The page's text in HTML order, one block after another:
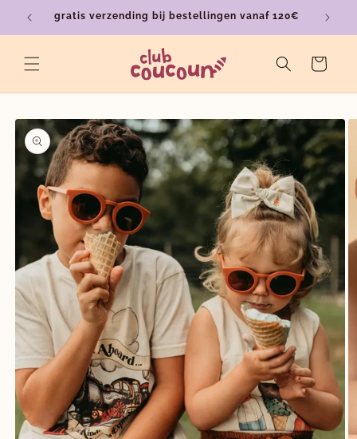
naar de
content
gratis verzending bij bestellingen vanaf 120€
Winkelwagen
direct naar